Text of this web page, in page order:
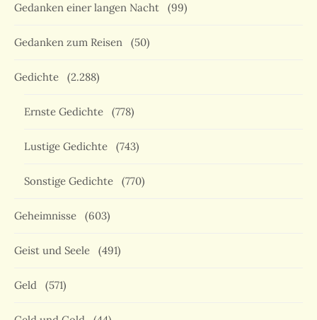
Gedanken einer langen Nacht (99)
Gedanken zum Reisen (50)
Gedichte (2.288)
Ernste Gedichte (778)
Lustige Gedichte (743)
Sonstige Gedichte (770)
Geheimnisse (603)
Geist und Seele (491)
Geld (571)